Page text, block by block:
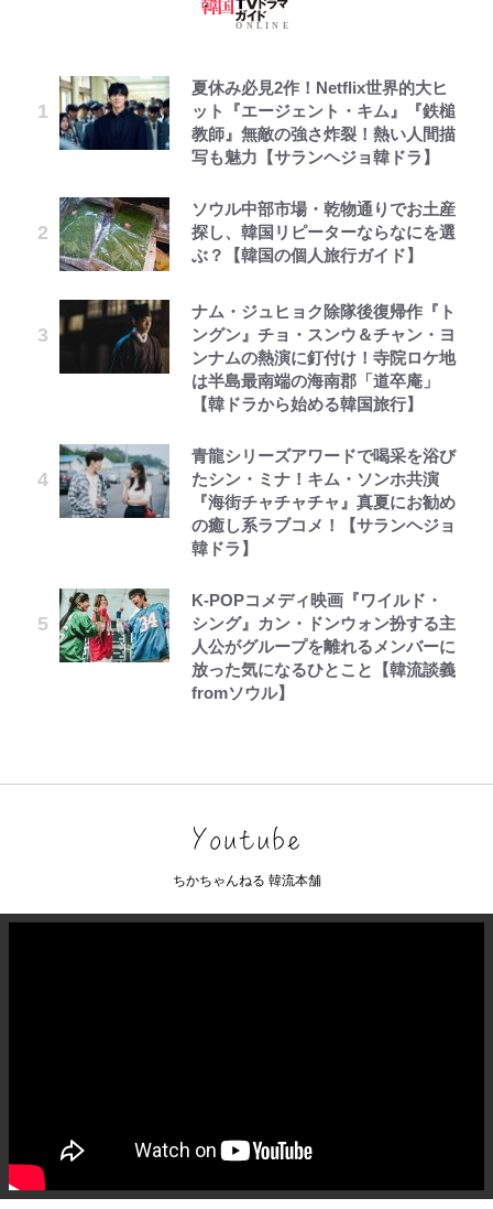
夏休み必見2作！Netflix世界的大ヒ
ット『エージェント・キム』『鉄槌
教師』無敵の強さ炸裂！熱い人間描
写も魅力【サランヘジョ韓ドラ】
ソウル中部市場・乾物通りでお土産
探し、韓国リピーターならなにを選
ぶ？【韓国の個人旅行ガイド】
ナム・ジュヒョク除隊後復帰作『ト
ングン』チョ・スンウ＆チャン・ヨ
ンナムの熱演に釘付け！寺院ロケ地
は半島最南端の海南郡「道卒庵」
【韓ドラから始める韓国旅行】
青龍シリーズアワードで喝采を浴び
たシン・ミナ！キム・ソンホ共演
『海街チャチャチャ』真夏にお勧め
の癒し系ラブコメ！【サランヘジョ
韓ドラ】
K-POPコメディ映画『ワイルド・
シング』カン・ドンウォン扮する主
人公がグループを離れるメンバーに
放った気になるひとこと【韓流談義
fromソウル】
ちかちゃんねる 韓流本舗